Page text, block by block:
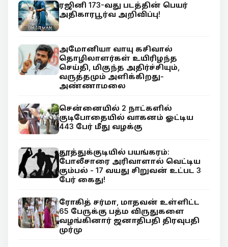
ரஜினி 173-வது படத்தின் பெயர்
அதிகாரபூர்வ அறிவிப்பு!
அமோனியா வாயு கசிவால்
தொழிலாளர்கள் உயிரிழந்த
செய்தி, மிகுந்த அதிர்ச்சியும்,
வருத்தமும் அளிக்கிறது-
அண்ணாமலை
சென்னையில் 2 நாட்களில்
குடிபோதையில் வாகனம் ஓட்டிய
443 பேர் மீது வழக்கு
தூத்துக்குடியில் பயங்கரம்:
போலீசாரை அரிவாளால் வெட்டிய
கும்பல் - 17 வயது சிறுவன் உட்பட 3
பேர் கைது!
ரோகித் சர்மா, மாதவன் உள்ளிட்ட
65 பேருக்கு பத்ம விருதுகளை
வழங்கினார் ஜனாதிபதி திரவுபதி
முர்மு